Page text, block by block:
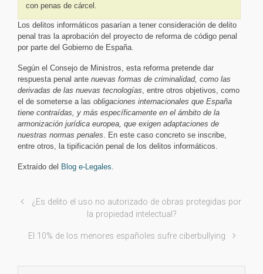
con penas de cárcel.
Los delitos informáticos pasarían a tener consideración de delito
penal tras la aprobación del proyecto de reforma de código penal
por parte del Gobierno de España.
Según el Consejo de Ministros, esta reforma pretende dar
respuesta penal ante nuevas formas de criminalidad, como las
derivadas de las nuevas tecnologías , entre otros objetivos, como
el de someterse a las obligaciones internacionales que España
tiene contraídas, y más específicamente en el ámbito de la
armonización jurídica europea, que exigen adaptaciones de
nuestras normas penales . En este caso concreto se inscribe,
entre otros, la tipificación penal de los delitos informáticos.
Extraído del Blog e-Legales
¿Es delito el uso no autorizado de obras protegidas por
la propiedad intelectual?
El 10% de los menores españoles sufre ciberbullying